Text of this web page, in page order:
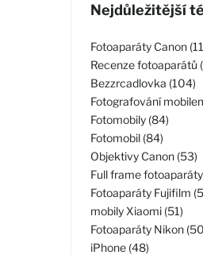
Nejdůležitější
Fotoaparáty Canon
Recenze fotoaparátů
Bezzrcadlovka (104)
Fotografování
Fotomobily (84)
Fotomobil (84)
Objektivy Canon (53)
Full frame
Fotoaparáty Fujifilm
mobily Xiaomi (51)
Fotoaparáty Nikon
iPhone (48)